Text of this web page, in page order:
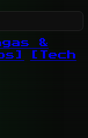
&
[Tech